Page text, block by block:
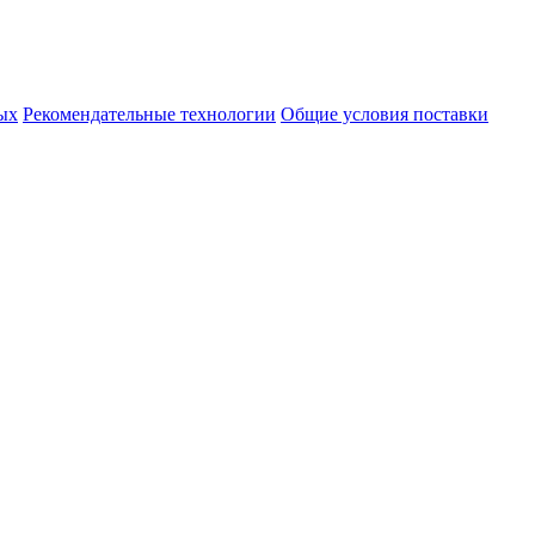
Рекомендательные технологии Общие условия поставки